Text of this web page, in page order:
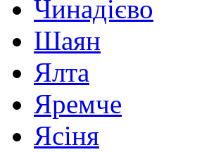
Чинадієво
Шаян
Ялта
Яремче
Ясіня